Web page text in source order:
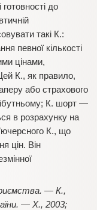
до
такі К.:
певної кількості
цінами,
К., як правило,
або страхового
К. шорт —
в розрахунку на
К., що
цін. Він
— К.,
— Х., 2003;